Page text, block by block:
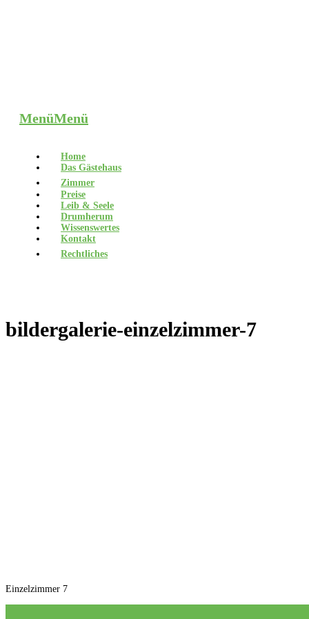
MenüMenü
Home
Das Gästehaus
Zimmer
Preise
Leib & Seele
Drumherum
Wissenswertes
Kontakt
Rechtliches
bildergalerie-einzelzimmer-7
Einzelzimmer 7